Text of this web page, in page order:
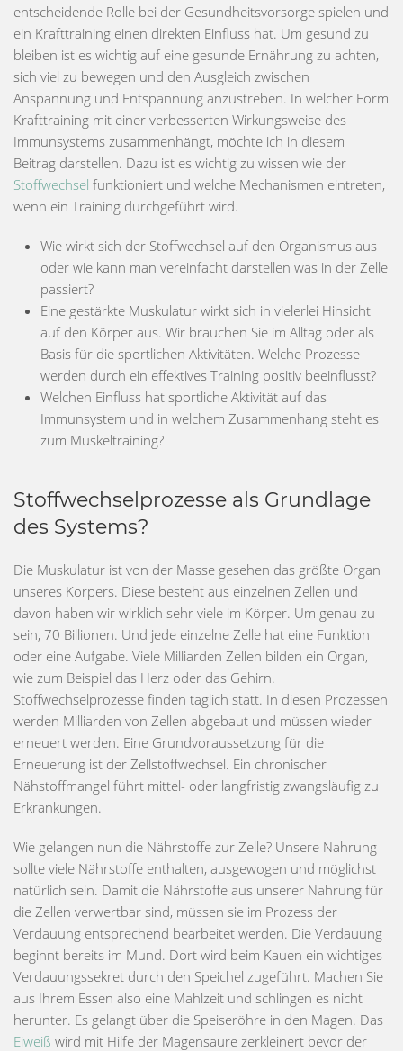
entscheidende Rolle bei der Gesundheitsvorsorge spielen und
ein Krafttraining einen direkten Einfluss hat. Um gesund zu
bleiben ist es wichtig auf eine gesunde Ernährung zu achten,
sich viel zu bewegen und den Ausgleich zwischen
Anspannung und Entspannung anzustreben. In welcher Form
Krafttraining mit einer verbesserten Wirkungsweise des
Immunsystems zusammenhängt, möchte ich in diesem
Beitrag darstellen. Dazu ist es wichtig zu wissen wie der
Stoffwechsel funktioniert und welche Mechanismen eintreten,
wenn ein Training durchgeführt wird.
Wie wirkt sich der Stoffwechsel auf den Organismus aus
oder wie kann man vereinfacht darstellen was in der Zelle
passiert?
Eine gestärkte Muskulatur wirkt sich in vielerlei Hinsicht
auf den Körper aus. Wir brauchen Sie im Alltag oder als
Basis für die sportlichen Aktivitäten. Welche Prozesse
werden durch ein effektives Training positiv beeinflusst?
Welchen Einfluss hat sportliche Aktivität auf das
Immunsystem und in welchem Zusammenhang steht es
zum Muskeltraining?
Stoffwechselprozesse als Grundlage
des Systems?
Die Muskulatur ist von der Masse gesehen das größte Organ
unseres Körpers. Diese besteht aus einzelnen Zellen und
davon haben wir wirklich sehr viele im Körper. Um genau zu
sein, 70 Billionen. Und jede einzelne Zelle hat eine Funktion
oder eine Aufgabe. Viele Milliarden Zellen bilden ein Organ,
wie zum Beispiel das Herz oder das Gehirn.
Stoffwechselprozesse finden täglich statt. In diesen Prozessen
werden Milliarden von Zellen abgebaut und müssen wieder
erneuert werden. Eine Grundvoraussetzung für die
Erneuerung ist der Zellstoffwechsel. Ein chronischer
Nähstoffmangel führt mittel- oder langfristig zwangsläufig zu
Erkrankungen.
Wie gelangen nun die Nährstoffe zur Zelle? Unsere Nahrung
sollte viele Nährstoffe enthalten, ausgewogen und möglichst
natürlich sein. Damit die Nährstoffe aus unserer Nahrung für
die Zellen verwertbar sind, müssen sie im Prozess der
Verdauung entsprechend bearbeitet werden. Die Verdauung
beginnt bereits im Mund. Dort wird beim Kauen ein wichtiges
Verdauungssekret durch den Speichel zugeführt. Machen Sie
aus Ihrem Essen also eine Mahlzeit und schlingen es nicht
herunter. Es gelangt über die Speiseröhre in den Magen. Das
Eiweiß wird mit Hilfe der Magensäure zerkleinert bevor der